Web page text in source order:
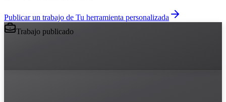
Publicar un trabajo de Tu herramienta personalizada
Trabajo publicado